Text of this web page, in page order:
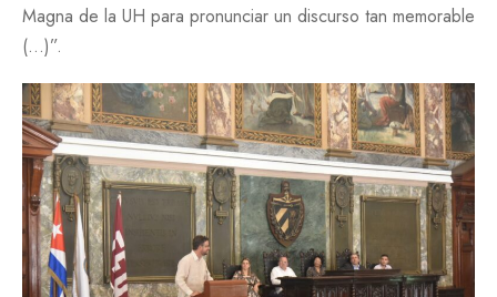
Magna de la UH para pronunciar un discurso tan memorable
(…)”.